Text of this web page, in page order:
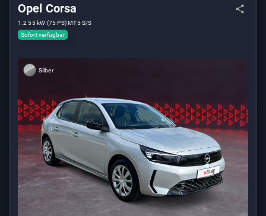
Opel Corsa
1.2 55 kW (75 PS) MT5 S/S
Sofort verfügbar
Silber